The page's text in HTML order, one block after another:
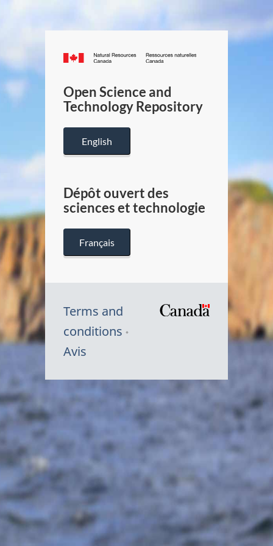
Canada.ca
/
Canada
Open Science and
Technology Repository
English
Dépôt ouvert des
sciences et technologie
Français
Terms and
conditions
Avis
Symbole
Canada